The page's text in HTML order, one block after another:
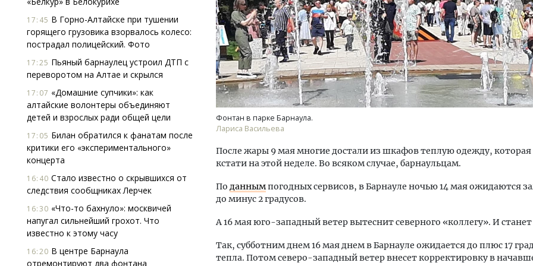
17:45 В Горно-Алтайске при тушении
горящего грузовика взорвалось колесо:
пострадал полицейский. Фото
17:25 Пьяный барнаулец устроил ДТП с
переворотом на Алтае и скрылся
17:07 «Домашние супчики»: как
алтайские волонтеры объединяют
детей и взрослых ради общей цели
17:05 Билан обратился к фанатам после
критики его «экспериментального»
концерта
16:40 Стало известно о скрывшихся от
следствия сообщниках Лерчек
16:30 «Что-то бахнуло»: москвичей
напугал сильнейший грохот. Что
известно к этому часу
16:20 В центре Барнаула
отремонтируют два фонтана
Фонтан в парке Барнаула.
Лариса Васильева
После жары 9 мая многие достали из шкафов теплую одежду, которая
кстати на этой неделе. Во всяком случае, барнаульцам.
По даннымпогодных сервисов, в Барнауле ночью 14 мая ожидаются
до минус 2 градусов.
А 16 мая юго-западный ветер вытеснит северного «коллегу». И станет
Так, субботним днем 16 мая днем в Барнауле ожидается до плюс 17
тепла. Потом северо-западный ветер внесет корректировку в
Архитектурный код начинается с
земли. Мощение крупноформатными
плитами становится новым
стандартом благоустройства
СТРОИТЕЛЬСТВО
Ищем новые берега. Гендиректор
Гатилов — о том, как девелоперу
штормит
СТРОИТЕЛЬСТВО
Смелость архитектурных
СТРОИТЕЛЬСТВО